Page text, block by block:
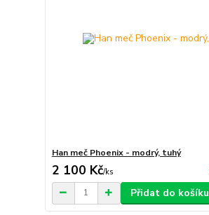
Han meč Phoenix - modrý, tuhý
2 100 Kč/ks
Přidat do košíku